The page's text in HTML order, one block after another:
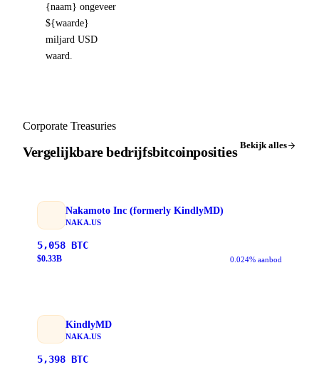
{naam} ongeveer
${waarde}
miljard USD
waard.
Corporate Treasuries
Vergelijkbare bedrijfsbitcoinposities Bekijk alles
Nakamoto Inc (formerly KindlyMD)
NAKA.US
5,058 BTC
$0.33B 0.024% aanbod
KindlyMD
NAKA.US
5,398 BTC